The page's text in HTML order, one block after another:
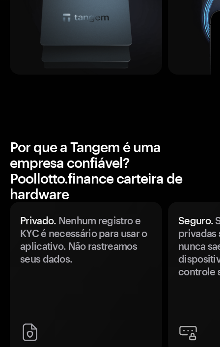
Por que a Tangem é uma
empresa confiável?
Poollotto.finance carteira de
hardware
Privado. Nenhum registro e
KYC é necessário para usar o
aplicativo. Não rastreamos
seus dados.
Seguro.
privadas
nunca
controle